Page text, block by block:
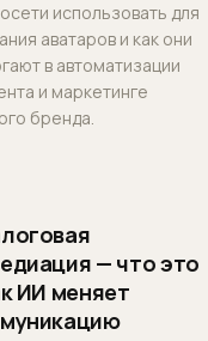
использовать для
аватаров и как они
в автоматизации
и маркетинге
бренда.
— что это
ИИ меняет